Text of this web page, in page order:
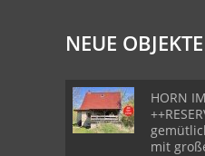
NEUE OBJEKTE
HORN
mit